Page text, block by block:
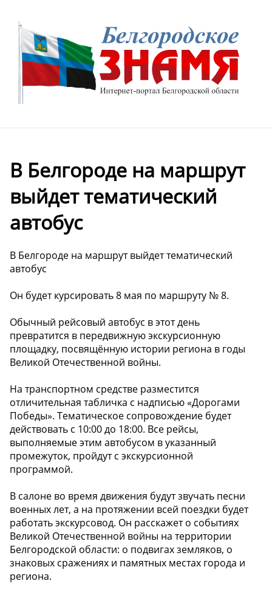
В Белгороде на маршрут
выйдет тематический
автобус
В Белгороде на маршрут выйдет тематический
автобус
Он будет курсировать 8 мая по маршруту № 8.
Обычный рейсовый автобус в этот день
превратится в передвижную экскурсионную
площадку, посвящённую истории региона в годы
Великой Отечественной войны.
На транспортном средстве разместится
отличительная табличка с надписью «Дорогами
Победы». Тематическое сопровождение будет
действовать с 10:00 до 18:00. Все рейсы,
выполняемые этим автобусом в указанный
промежуток, пройдут с экскурсионной
программой.
В салоне во время движения будут звучать песни
военных лет, а на протяжении всей поездки будет
работать экскурсовод. Он расскажет о событиях
Великой Отечественной войны на территории
Белгородской области: о подвигах земляков, о
знаковых сражениях и памятных местах города и
региона.